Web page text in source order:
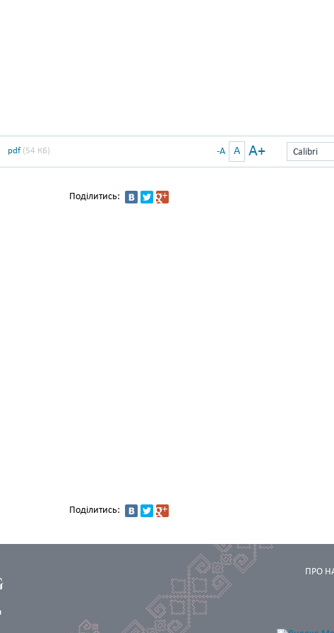
pdf (54 КБ) Calibri
-A A A+
Поділитись:
Поділитись:
ПРО